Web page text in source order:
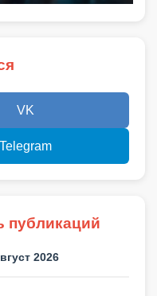
VK
Telegram
публикаций
2026